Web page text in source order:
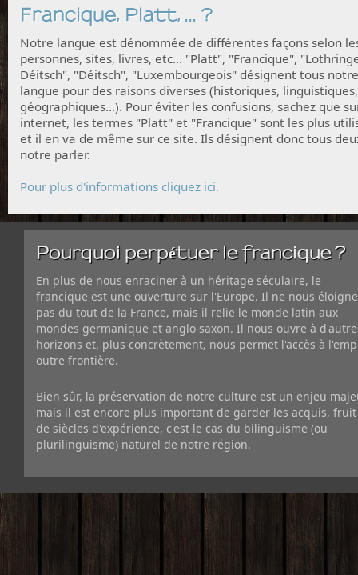
Francique, Platt, ... ?
Notre langue est dénommée de différentes façons selon
personnes, sites, livres, etc... "Platt", "Francique",
Déitsch", "Déitsch", "Luxembourgeois" désignent tous notre
langue pour des raisons diverses (historiques, linguistiques,
géographiques...). Pour éviter les confusions, sachez que
internet, les termes "Platt" et "Francique" sont les plus
et il en va de même sur ce site. Ils désignent donc tous
notre parler.
Pour plus d'informations cliquez ici.
Pourquoi perpétuer le francique ?
En plus de nous enraciner à un héritage séculaire, le
francique est une ouverture sur l'Europe. Il ne nous éloigne
pas du tout de la France, mais il relie le monde latin aux
mondes germanique et anglo-saxon. Il nous ouvre à
horizons et, plus concrètement, nous permet l'accès à
outre-frontière.
Bien sûr, la préservation de notre culture est un enjeu
mais il est encore plus important de garder les acquis, fruit
de siècles d'expérience, c'est le cas du bilinguisme (ou
plurilinguisme) naturel de notre région.